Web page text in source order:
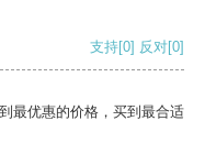
支持[0] 反对[0]
最优惠的价格，买到最合适